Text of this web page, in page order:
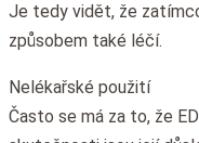
Je tedy vidět, že
způsobem také léčí.
Nelékařské použití
Často se má za to, že